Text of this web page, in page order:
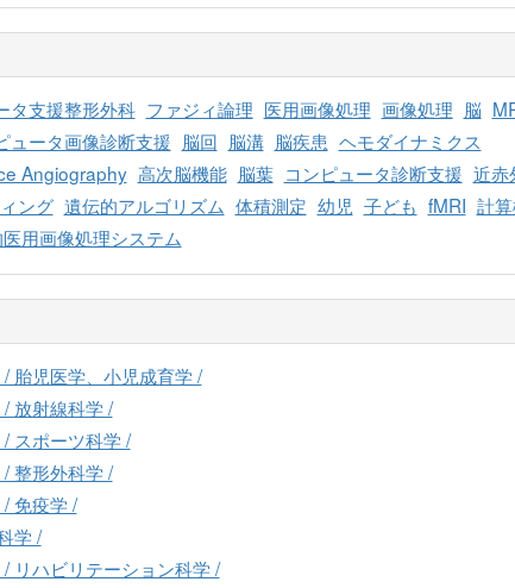
タ支援整形外科 ファジィ論理 医用画像処理 画像処理 脳
ュータ画像診断支援 脳回 脳溝 脳疾患 ヘモダイナミクス
Angiography 高次脳機能 脳葉 コンピュータ診断支援 近赤
ング 遺伝的アルゴリズム 体積測定 幼児 子ども fMRI 計
用画像処理システム
胎児医学、小児成育学 /
放射線科学 /
スポーツ科学 /
整形外科学 /
免疫学 /
学 /
リハビリテーション科学 /